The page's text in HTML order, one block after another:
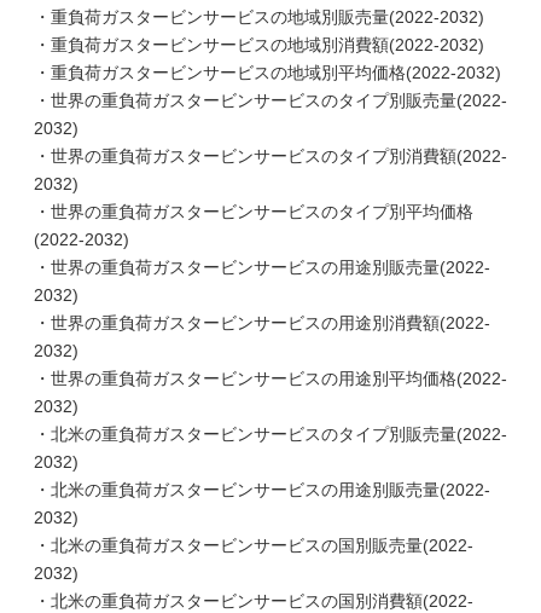
・重負荷ガスタービンサービスの地域別販売量(2022-2032)
・重負荷ガスタービンサービスの地域別消費額(2022-2032)
・重負荷ガスタービンサービスの地域別平均価格(2022-2032)
・世界の重負荷ガスタービンサービスのタイプ別販売量(2022-
2032)
・世界の重負荷ガスタービンサービスのタイプ別消費額(2022-
2032)
・世界の重負荷ガスタービンサービスのタイプ別平均価格
(2022-2032)
・世界の重負荷ガスタービンサービスの用途別販売量(2022-
2032)
・世界の重負荷ガスタービンサービスの用途別消費額(2022-
2032)
・世界の重負荷ガスタービンサービスの用途別平均価格(2022-
2032)
・北米の重負荷ガスタービンサービスのタイプ別販売量(2022-
2032)
・北米の重負荷ガスタービンサービスの用途別販売量(2022-
2032)
・北米の重負荷ガスタービンサービスの国別販売量(2022-
2032)
・北米の重負荷ガスタービンサービスの国別消費額(2022-